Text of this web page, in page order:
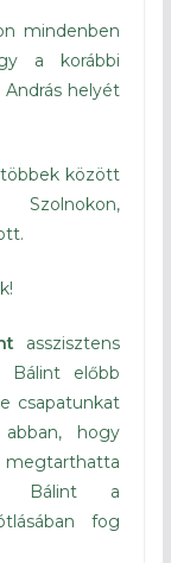
mindenben
a korábbi
helyét
többek között
asszisztens
Bálint előbb
csapatunkat
hogy
Bálint a
fog